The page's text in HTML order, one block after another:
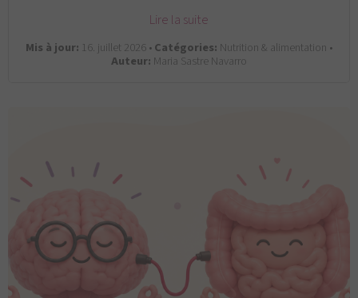
Lire la suite
Mis à jour: 16. juillet 2026 •Catégories: Nutrition & alimentation •
Auteur: Maria Sastre Navarro